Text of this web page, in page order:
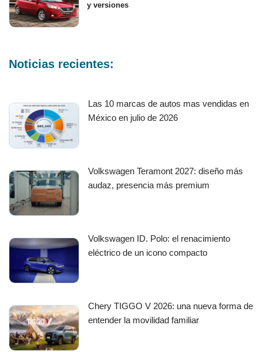
y versiones
Noticias recientes:
Las 10 marcas de autos mas vendidas en
México en julio de 2026
Volkswagen Teramont 2027: diseño más
audaz, presencia más premium
Volkswagen ID. Polo: el renacimiento
eléctrico de un icono compacto
Chery TIGGO V 2026: una nueva forma de
entender la movilidad familiar